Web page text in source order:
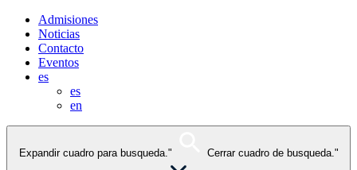
Admisiones
Noticias
Contacto
Eventos
es
es
en
Expandir cuadro para busqueda." Cerrar cuadro de busqueda."